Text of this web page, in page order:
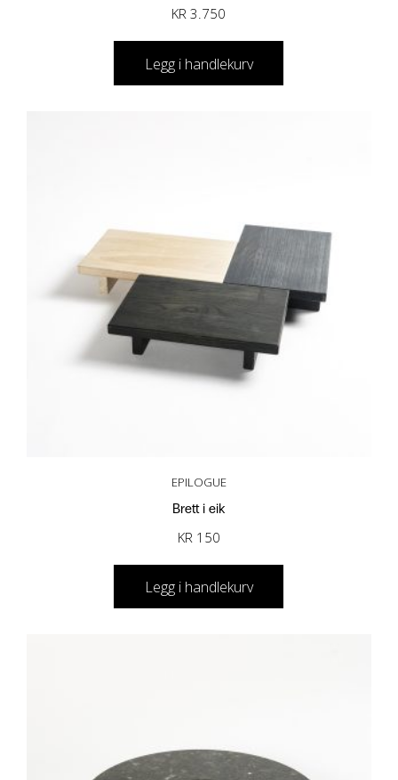
KR 3.750
Legg i handlekurv
EPILOGUE
Brett i eik
KR 150
Legg i handlekurv